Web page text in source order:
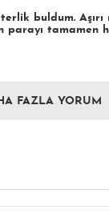
buldum.
parayı tamamen
FAZLA YORUM